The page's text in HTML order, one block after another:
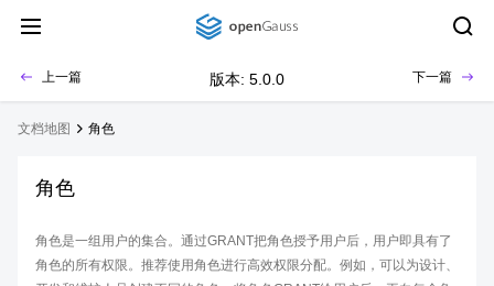
上一篇 版本: 5.0.0 下一篇
文档地图 角色
角色
角色是一组用户的集合。通过GRANT把角色授予用户后，用户即具有了
角色的所有权限。推荐使用角色进行高效权限分配。例如，可以为设计、